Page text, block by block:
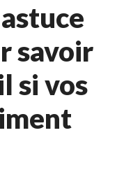
savoir
si vos